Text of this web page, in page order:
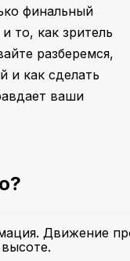
финальный
то, как зритель
разберемся,
и как сделать
ваши
Движение